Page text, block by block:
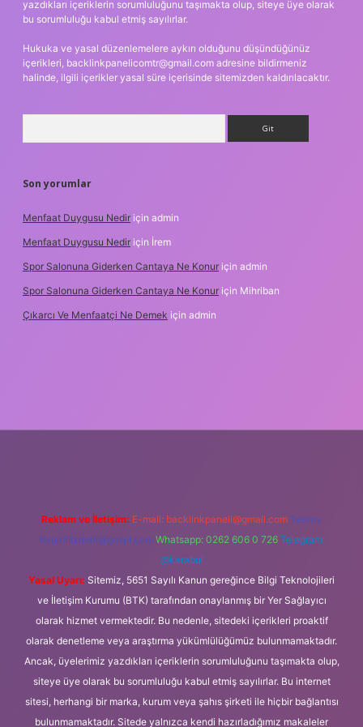
yazdıkları içeriklerin sorumluluğunu taşımakta olup, siteye üye olarak
bu sorumluluğu kabul etmiş sayılırlar.
Hukuka ve yasal düzenlemelere aykırı olduğunu düşündüğünüz
içerikleri, backlinkpanelicomtr@gmail.com adresine bildirmeniz
halinde, ilgili içerikler yasal süre içerisinde sitemizden kaldırılacaktır.
Son yorumlar
Menfaat Duygusu Nedir için admin
Menfaat Duygusu Nedir için İrem
Spor Salonuna Giderken Cantaya Ne Konur için admin
Spor Salonuna Giderken Cantaya Ne Konur için Mihriban
Çıkarcı Ve Menfaatçi Ne Demek için admin
Reklam ve İletişim: E-mail: backlinkpaneli@gmail.com Teams:
forumhizmeti@gmail.com Whatsapp: 0262 606 0 726 Telegram:
@karabul
Yasal Uyarı: Sitemiz, 5651 Sayılı Kanun gereğince Bilgi Teknolojileri
ve İletişim Kurumu (BTK) tarafından onaylanmış bir Yer Sağlayıcı
olarak hizmet vermektedir. Bu nedenle, sitedeki içerikleri proaktif
olarak denetleme veya araştırma yükümlülüğümüz bulunmamaktadır.
Ancak, üyelerimiz yazdıkları içeriklerin sorumluluğunu taşımakta olup,
siteye üye olarak bu sorumluluğu kabul etmiş sayılırlar. Bu internet
sitesi, herhangi bir marka, kurum veya şahıs şirketi ile hiçbir bağlantısı
bulunmamaktadır. Sitede yalnızca kendi hazırladığımız makaleler